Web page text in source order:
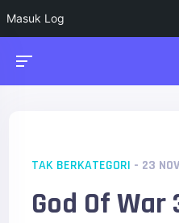
Masuk Log
TAK BERKATEGORI - 23
God Of War